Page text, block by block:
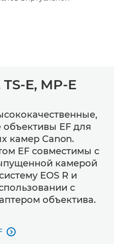
E, MP-E
EF для
камер Canon.
EF совместимы с
камерой
EOS R и
с
объектива.
